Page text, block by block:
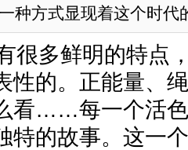
种方式显现着这个时代
很多鲜明的特点
性的。正能量、
看……每一个活
特的故事。这一